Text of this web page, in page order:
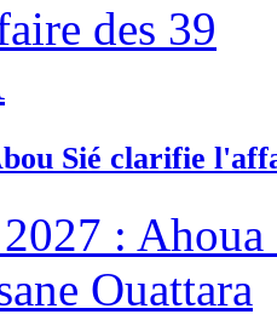
Sié clarifie
:
Ouattara